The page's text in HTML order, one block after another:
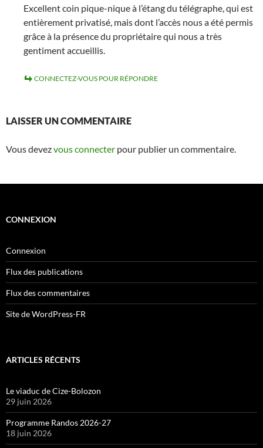
Excellent coin pique-nique à l’étang du télégraphe, qui est
entièrement privatisé, mais dont l’accès nous a été permis
grâce à la présence du propriétaire qui nous a très
gentiment accueillis.
CONNECTEZ-VOUS POUR RÉPONDRE
LAISSER UN COMMENTAIRE
Vous devezvous connecter pour publier un commentaire.
CONNEXION
Connexion
Flux des publications
Flux des commentaires
Site de WordPress-FR
ARTICLES RÉCENTS
Le viaduc de Cize-Bolozon
29 juin 2026
Programme Randos 2026-27
18 juin 2026